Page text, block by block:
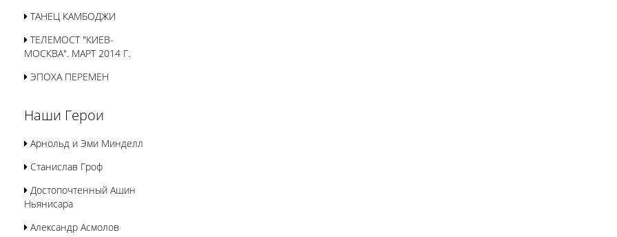
ТАНЕЦ КАМБОДЖИ
ТЕЛЕМОСТ "КИЕВ-
МОСКВА". МАРТ 2014 Г.
ЭПОХА ПЕРЕМЕН
Наши Герои
Арнольд и Эми Минделл
Станислав Гроф
Достопочтенный Ашин
Ньянисара
Александр Асмолов